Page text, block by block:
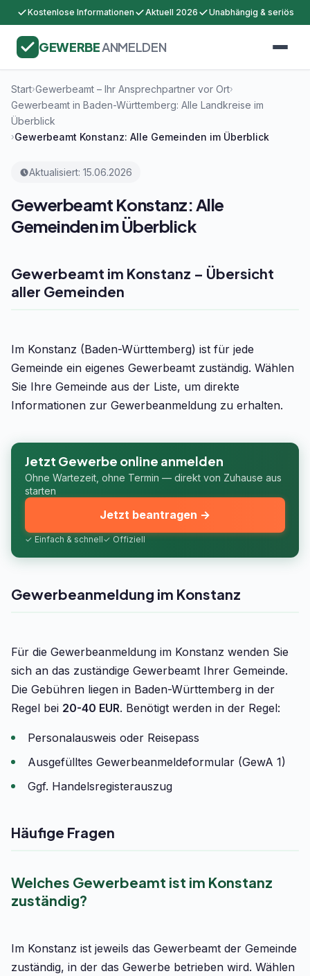
Kostenlose Informationen Aktuell 2026 Unabhängig & seriös
GEWERBEANMELDEN
Start›Gewerbeamt – Ihr Ansprechpartner vor Ort›
Gewerbeamt in Baden-Württemberg: Alle Landkreise im
Überblick
›Gewerbeamt Konstanz: Alle Gemeinden im Überblick
Aktualisiert: 15.06.2026
Gewerbeamt Konstanz: Alle
Gemeinden im Überblick
Gewerbeamt im Konstanz – Übersicht
aller Gemeinden
Im Konstanz (Baden-Württemberg) ist für jede
Gemeinde ein eigenes Gewerbeamt zuständig. Wählen
Sie Ihre Gemeinde aus der Liste, um direkte
Informationen zur Gewerbeanmeldung zu erhalten.
Jetzt Gewerbe online anmelden
Ohne Wartezeit, ohne Termin — direkt von Zuhause aus
starten
✓ Einfach & schnell✓ Offiziell
Jetzt beantragen →
Gewerbeanmeldung im Konstanz
Für die Gewerbeanmeldung im Konstanz wenden Sie
sich an das zuständige Gewerbeamt Ihrer Gemeinde.
Die Gebühren liegen in Baden-Württemberg in der
Regel bei 20-40 EUR. Benötigt werden in der Regel:
Personalausweis oder Reisepass
Ausgefülltes Gewerbeanmeldeformular (GewA 1)
Ggf. Handelsregisterauszug
Häufige Fragen
Welches Gewerbeamt ist im Konstanz
zuständig?
Im Konstanz ist jeweils das Gewerbeamt der Gemeinde
zuständig, in der das Gewerbe betrieben wird. Wählen